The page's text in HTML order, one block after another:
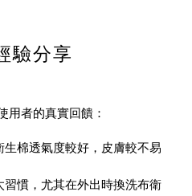
驗分享
用者的真實回饋：
棉透氣度較好，皮膚較不易
習慣，尤其在外出時換洗布衛